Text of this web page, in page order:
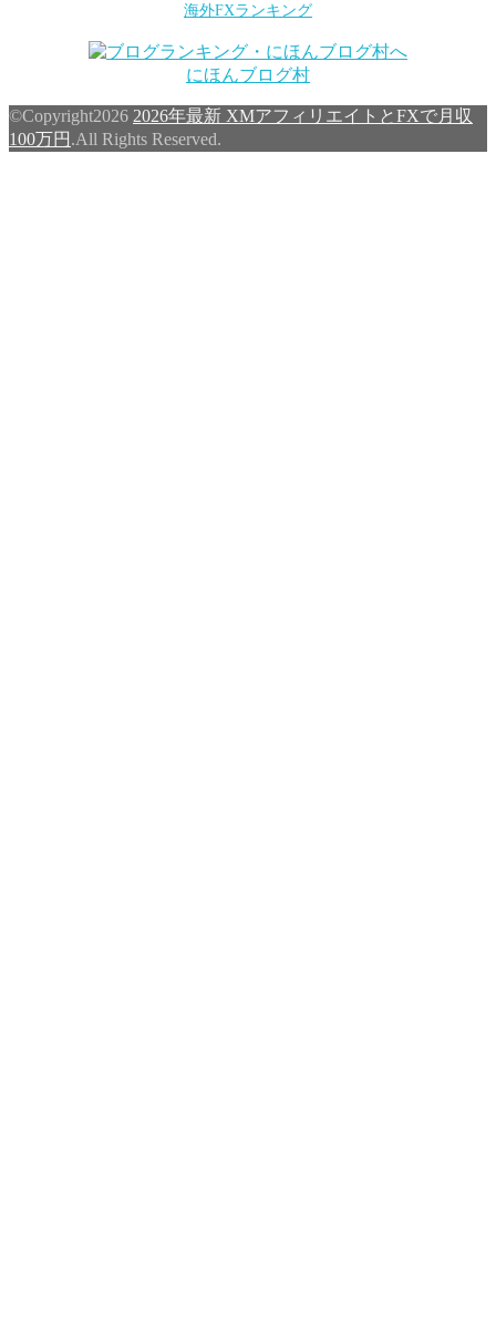
海外FXランキング
にほんブログ村
©Copyright2026 2026年最新 XMアフィリエイトとFXで月収
100万円 .All Rights Reserved.